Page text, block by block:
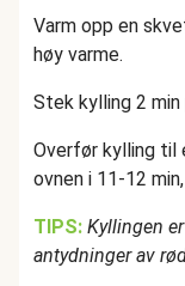
Varm opp en
høy varme.
Stek kylling 2
Overfør kylling til
ovnen i 11-12
TIPS: Kyllingen
antydninger av